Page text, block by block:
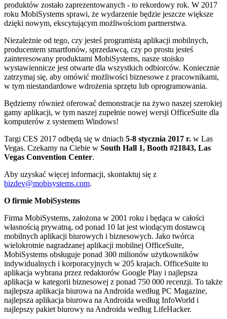
produktów zostało zaprezentowanych - to rekordowy rok. W 2017
roku MobiSystems sprawi, że wydarzenie będzie jeszcze większe
dzięki nowym, ekscytującym możliwościom partnerstwa.
Niezależnie od tego, czy jesteś programistą aplikacji mobilnych,
producentem smartfonów, sprzedawcą, czy po prostu jesteś
zainteresowany produktami MobiSystems, nasze stoisko
wystawiennicze jest otwarte dla wszystkich odbiorców. Koniecznie
zatrzymaj się, aby omówić możliwości biznesowe z pracownikami,
w tym niestandardowe wdrożenia sprzętu lub oprogramowania.
Będziemy również oferować demonstracje na żywo naszej szerokiej
gamy aplikacji, w tym naszej zupełnie nowej wersji OfficeSuite dla
komputerów z systemem Windows!
Targi CES 2017 odbędą się w dniach 5-8 stycznia 2017 r. w Las
Vegas. Czekamy na Ciebie w South Hall 1, Booth #21843, Las
Vegas Convention Center.
Aby uzyskać więcej informacji, skontaktuj się z
bizdev@mobisystems.com.
O firmie MobiSystems
Firma MobiSystems, założona w 2001 roku i będąca w całości
własnością prywatną, od ponad 10 lat jest wiodącym dostawcą
mobilnych aplikacji biurowych i biznesowych. Jako twórca
wielokrotnie nagradzanej aplikacji mobilnej OfficeSuite,
MobiSystems obsługuje ponad 300 milionów użytkowników
indywidualnych i korporacyjnych w 205 krajach. OfficeSuite to
aplikacja wybrana przez redaktorów Google Play i najlepsza
aplikacja w kategorii biznesowej z ponad 750 000 recenzji. To także
najlepsza aplikacja biurowa na Androida według PC Magazine,
najlepsza aplikacja biurowa na Androida według InfoWorld i
najlepszy pakiet biurowy na Androida według LifeHacker.